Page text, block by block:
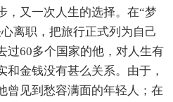
，又一次人生的选择。在“梦
离职，把旅行正式列为自己
过60多个国家的他，对人生有
和金钱没有甚么关系。由于，
曾见到愁容满面的年轻人；在